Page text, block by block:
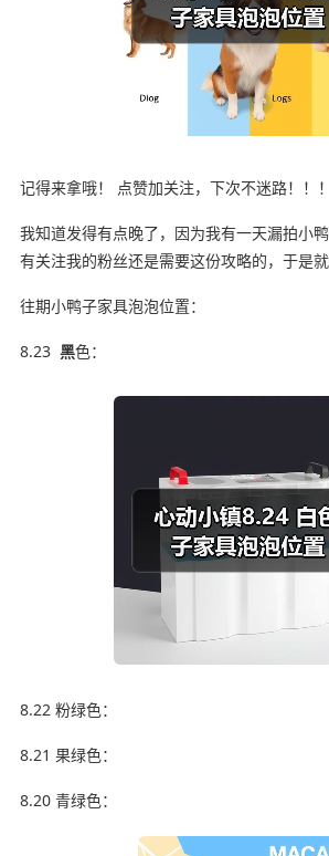
记得来拿哦！ 点赞加关注，下次不迷路！！！
我知道发得有点晚了，因为我有一天漏拍小
有关注我的粉丝还是需要这份攻略的，于是就
往期小鸭子家具泡泡位置：
8.23 黑色：
8.22 粉绿色：
8.21 果绿色：
8.20 青绿色：